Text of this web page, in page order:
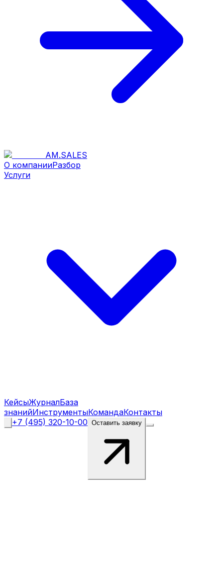
AM.SALES
О компанииРазбор
Услуги
КейсыЖурналБаза
знанийИнструментыКомандаКонтакты
+7 (495) 320-10-00 Оставить заявку